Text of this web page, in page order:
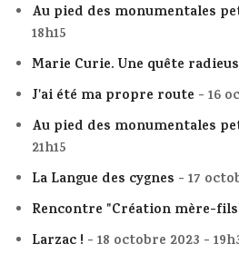
Au pied des monumentales
18h15
Marie Curie. Une quête
J'ai été ma propre route - 16
Au pied des monumentales
21h15
La Langue des cygnes - 17
Rencontre "Création mère-
Larzac ! - 18 octobre 2023 -